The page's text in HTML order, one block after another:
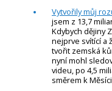
Vytvořily můj
jsem z 13,7
Kdybych dějiny
nejprve svítící a
tvořit zemská
nyní mohl
videu, po 4,5
směrem k